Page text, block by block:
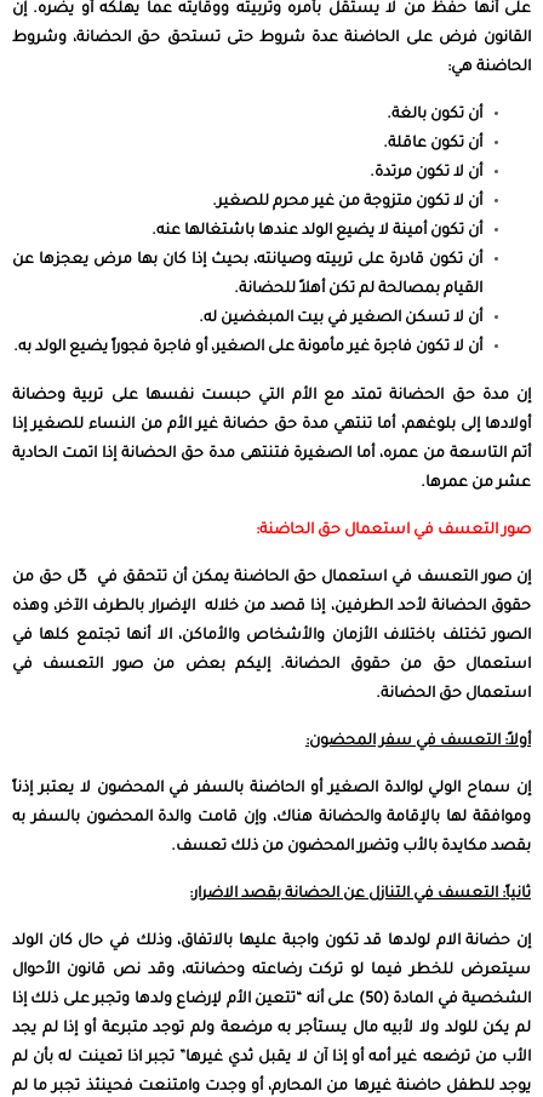
على أنها حفظ من لا يستقل بأمره وتربيته ووقايته عما يهلكه أو يضره. إن
القانون فرض على الحاضنة عدة شروط حتى تستحق حق الحضانة، وشروط
الحاضنة هي:
أن تكون بالغة.
أن تكون عاقلة.
أن لا تكون مرتدة.
أن لا تكون متزوجة من غير محرم للصغير.
أن تكون أمينة لا يضيع الولد عندها باشتغالها عنه.
أن تكون قادرة على تربيته وصيانته، بحيث إذا كان بها مرض يعجزها عن
القيام بمصالحة لم تكن أهلاً للحضانة.
أن لا تسكن الصغير في بيت المبغضين له.
أن لا تكون فاجرة غير مأمونة على الصغير، أو فاجرة فجوراً يضيع الولد به.
إن مدة حق الحضانة تمتد مع الأم التي حبست نفسها على تربية وحضانة
أولادها إلى بلوغهم، أما تنتهي مدة حق حضانة غير الأم من النساء للصغير إذا
أتم التاسعة من عمره، أما الصغيرة فتنتهى مدة حق الحضانة إذا اتمت الحادية
عشر من عمرها.
صور التعسف في استعمال حق الحاضنة:
إن صور التعسف في استعمال حق الحاضنة يمكن أن تتحقق في كّل حق من
حقوق الحضانة لأحد الطرفين، إذا قصد من خلاله الإضرار بالطرف الآخر، وهذه
الصور تختلف باختلاف الأزمان والأشخاص والأماكن، الا أنها تجتمع كلها في
استعمال حق من حقوق الحضانة. إليكم بعض من صور التعسف في
استعمال حق الحضانة.
أولاً: التعسف في سفر المحضون:
إن سماح الولي لوالدة الصغير أو الحاضنة بالسفر في المحضون لا يعتبر إذناً
وموافقة لها بالإقامة والحضانة هناك، وإن قامت والدة المحضون بالسفر به
بقصد مكايدة بالأب وتضرر المحضون من ذلك تعسف.
ثانياً: التعسف في التنازل عن الحضانة بقصد الاضرار:
إن حضانة الام لولدها قد تكون واجبة عليها بالاتفاق، وذلك في حال كان الولد
سيتعرض للخطر فيما لو تركت رضاعته وحضانته، وقد نص قانون الأحوال
الشخصية في المادة (50) على أنه “تتعين الأم لإرضاع ولدها وتجبر على ذلك إذا
لم يكن للولد ولا لأبيه مال يستأجر به مرضعة ولم توجد متبرعة أو إذا لم يجد
الأب من ترضعه غير أمه أو إذا آن لا يقبل ثدي غيرها” تجبر اذا تعينت له بأن لم
يوجد للطفل حاضنة غيرها من المحارم، أو وجدت وامتنعت فحينئذ تجبر ما لم